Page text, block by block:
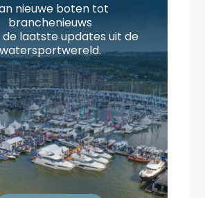
nieuwe boten tot
branchenieuws
laatste updates uit de
watersportwereld.